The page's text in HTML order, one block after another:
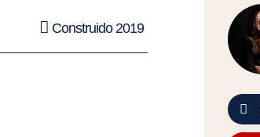
Construido 2019